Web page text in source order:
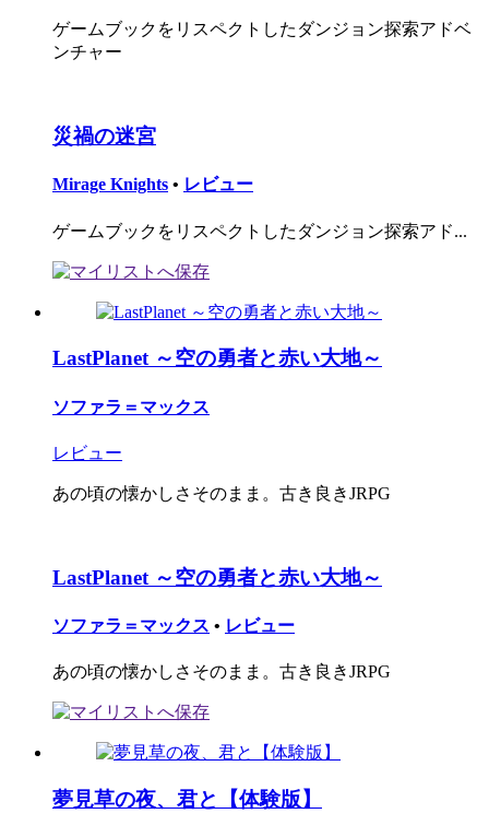
ゲームブックをリスペクトしたダンジョン探索アドベ
ンチャー
災禍の迷宮
Mirage Knights • レビュー
ゲームブックをリスペクトしたダンジョン探索アド...
LastPlanet ～空の勇者と赤い大地～
ソファラ＝マックス
レビュー
あの頃の懐かしさそのまま。古き良きJRPG
LastPlanet ～空の勇者と赤い大地～
ソファラ＝マックス • レビュー
あの頃の懐かしさそのまま。古き良きJRPG
夢見草の夜、君と【体験版】